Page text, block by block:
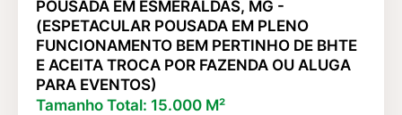
POUSADA EM ESMERALDAS, MG -
(ESPETACULAR POUSADA EM PLENO
FUNCIONAMENTO BEM PERTINHO DE BHTE
E ACEITA TROCA POR FAZENDA OU ALUGA
PARA EVENTOS)
Tamanho Total: 15.000 M²